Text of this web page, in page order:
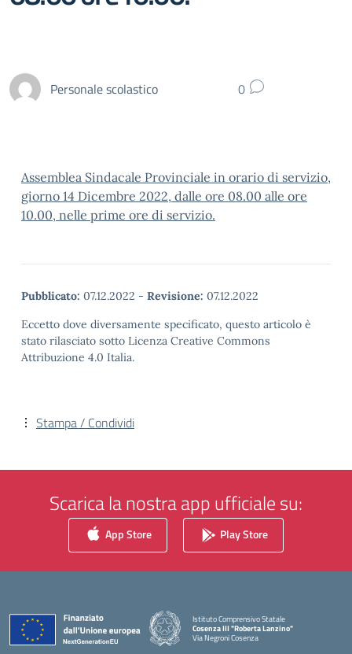
Personale scolastico 0
Assemblea Sindacale Provinciale in orario di servizio,
giorno 14 Dicembre 2022, dalle ore 08.00 alle ore
10.00, nelle prime ore di servizio.
Pubblicato: 07.12.2022 - Revisione: 07.12.2022
Eccetto dove diversamente specificato, questo articolo è
stato rilasciato sotto Licenza Creative Commons
Attribuzione 4.0 Italia.
Stampa / Condividi
Scarica la nostra app ufficiale su:
App Store Play Store
Istituto Comprensivo Statale
Cosenza III "Roberta Lanzino"
Via Negroni Cosenza
— Visita la pagina iniziale della scuola